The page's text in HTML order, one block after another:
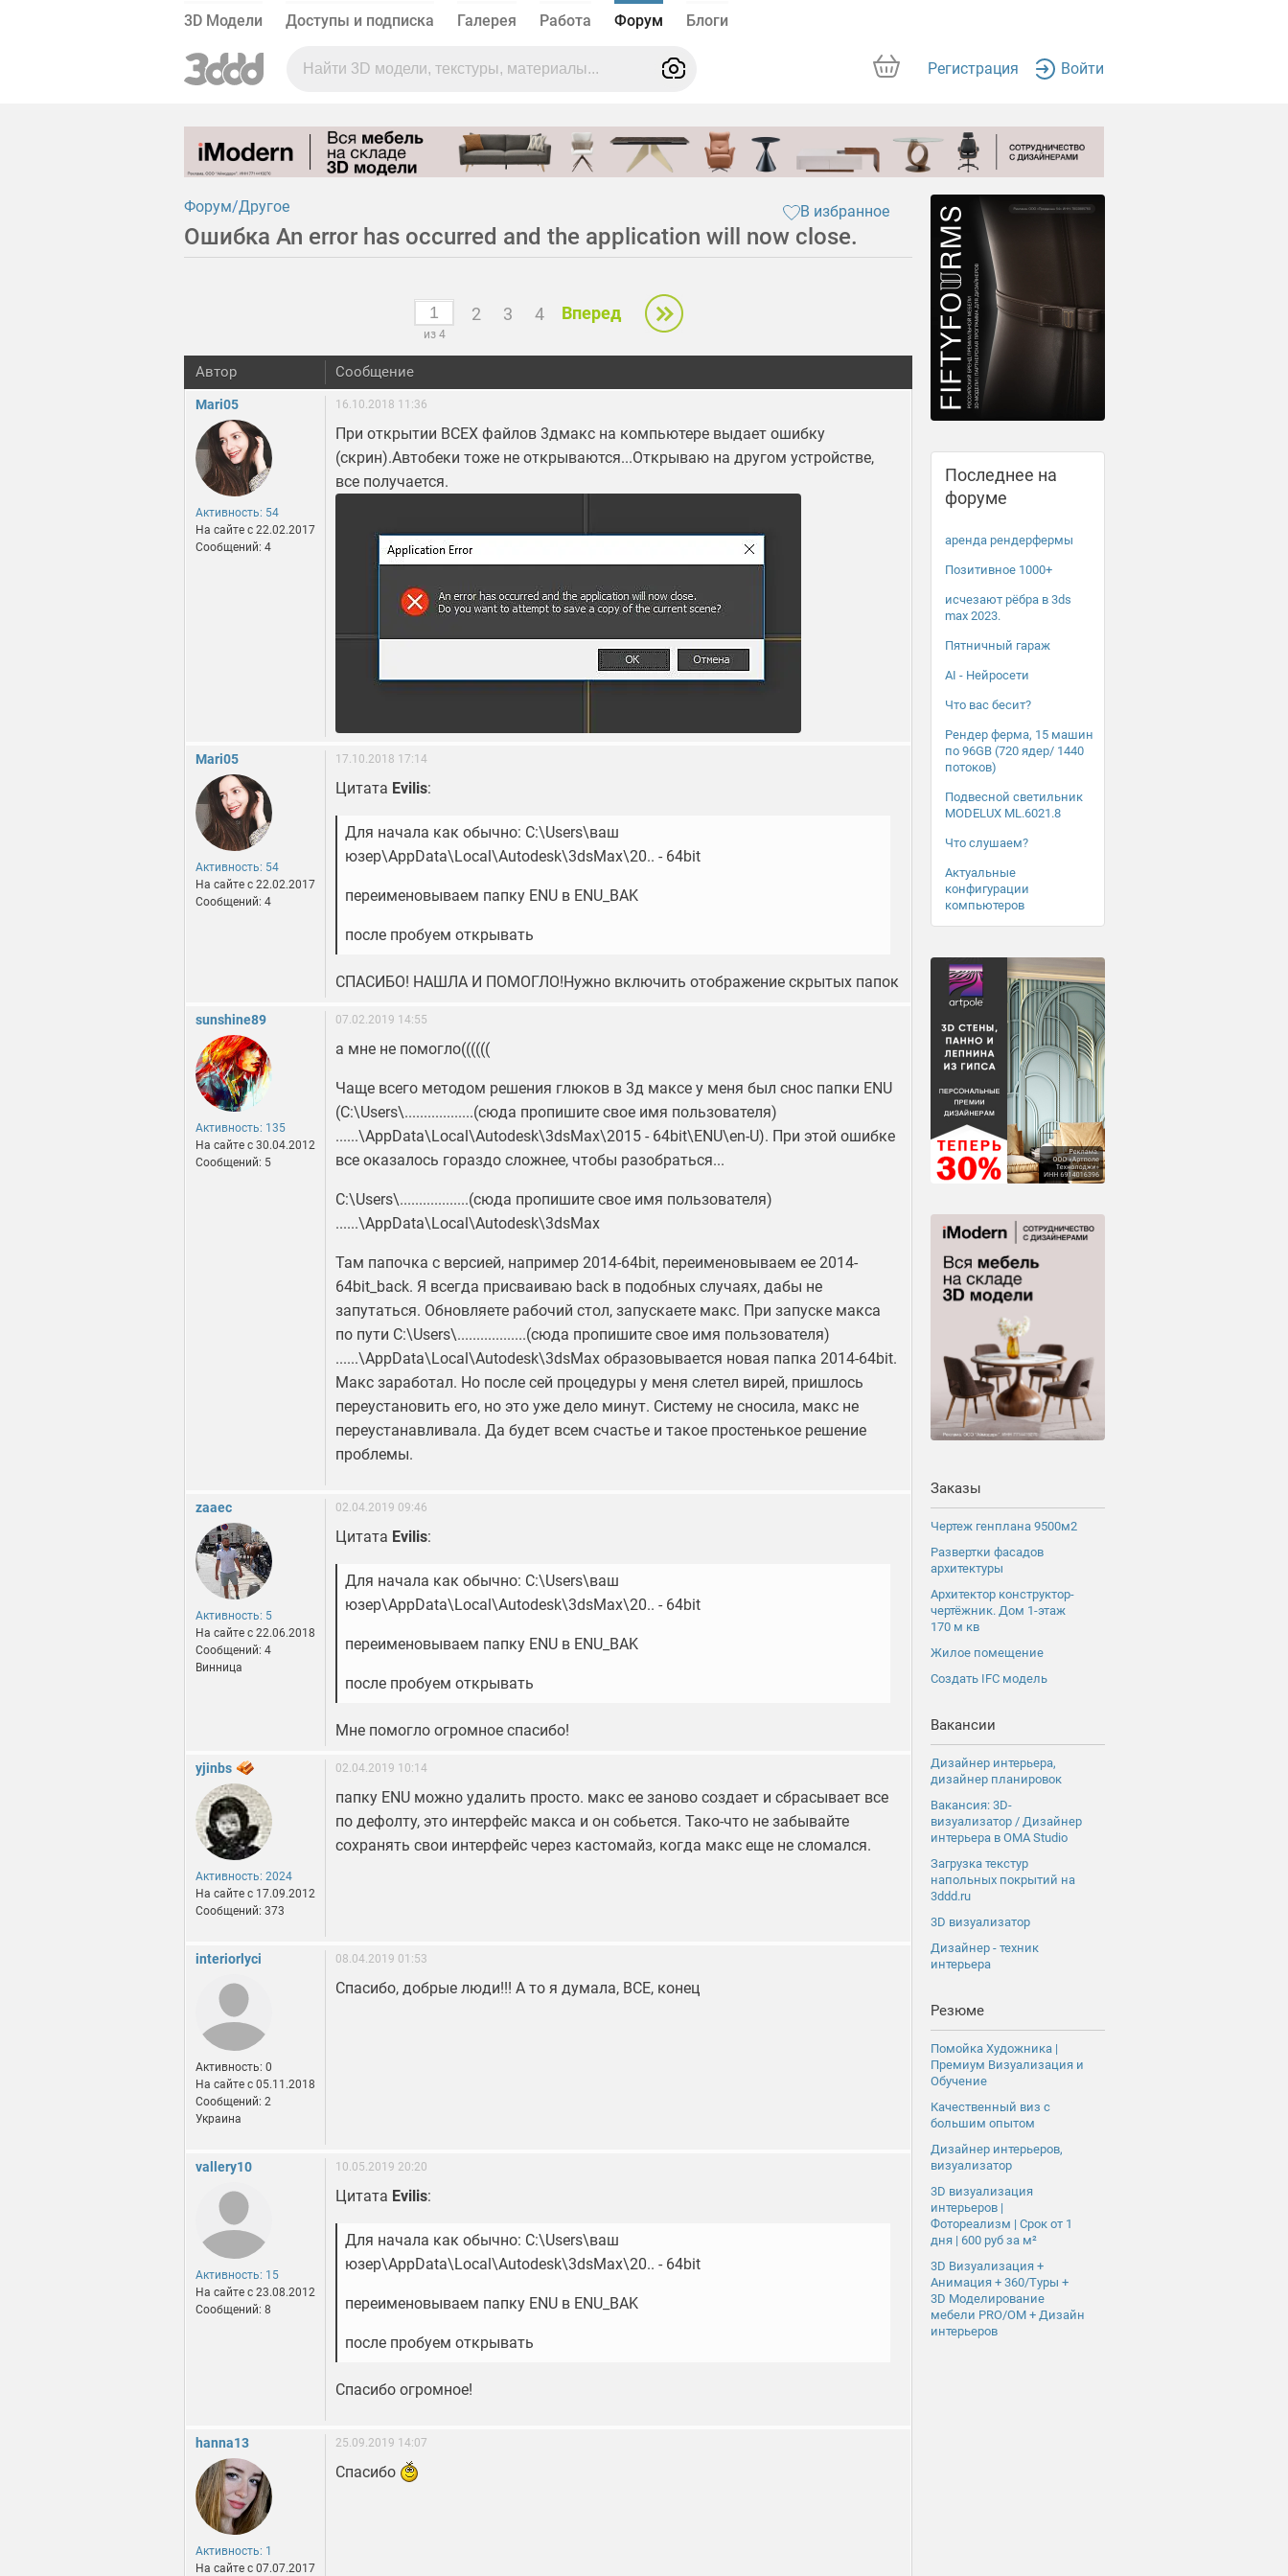
3D Модели Доступы и подписка Галерея Работа Форум Блоги
Регистрация Войти
Форум Другое В избранное
Ошибка An error has occurred and the application will now close.
из 4
2 3 4 Вперед
Автор Сообщение
Mari05
Активность: 54
На сайте c 22.02.2017
Сообщений: 4
16.10.2018 11:36
При открытии ВСЕХ файлов 3дмакс на компьютере выдает ошибку
(скрин).Автобеки тоже не открываются...Открываю на другом устройстве,
все получается.
Mari05
Активность: 54
На сайте c 22.02.2017
Сообщений: 4
17.10.2018 17:14
Цитата Evilis:
Для начала как обычно: C:\Users\ваш
юзер\AppData\Local\Autodesk\3dsMax\20.. - 64bit
переименовываем папку ENU в ENU_BAK
после пробуем открывать
СПАСИБО! НАШЛА И ПОМОГЛО!Нужно включить отображение скрытых папок
sunshine89
Активность: 135
На сайте c 30.04.2012
Сообщений: 5
07.02.2019 14:55
а мне не помогло((((((
Чаще всего методом решения глюков в 3д максе у меня был снос папки ENU
(C:\Users\..................(сюда пропишите свое имя пользователя)
......\AppData\Local\Autodesk\3dsMax\2015 - 64bit\ENU\en-U). При этой ошибке
все оказалось гораздо сложнее, чтобы разобраться...
C:\Users\..................(сюда пропишите свое имя пользователя)
......\AppData\Local\Autodesk\3dsMax
Там папочка с версией, например 2014-64bit, переименовываем ее 2014-
64bit_back. Я всегда присваиваю back в подобных случаях, дабы не
запутаться. Обновляете рабочий стол, запускаете макс. При запуске макса
по пути C:\Users\..................(сюда пропишите свое имя пользователя)
......\AppData\Local\Autodesk\3dsMax образовывается новая папка 2014-64bit.
Макс заработал. Но после сей процедуры у меня слетел вирей, пришлось
переустановить его, но это уже дело минут. Систему не сносила, макс не
переустанавливала. Да будет всем счастье и такое простенькое решение
проблемы.
zaaec
Активность: 5
На сайте c 22.06.2018
Сообщений: 4
Винница
02.04.2019 09:46
Цитата Evilis:
Для начала как обычно: C:\Users\ваш
юзер\AppData\Local\Autodesk\3dsMax\20.. - 64bit
переименовываем папку ENU в ENU_BAK
после пробуем открывать
Мне помогло огромное спасибо!
yjinbs
Активность: 2024
На сайте c 17.09.2012
Сообщений: 373
02.04.2019 10:14
папку ENU можно удалить просто. макс ее заново создает и сбрасывает все
по дефолту, это интерфейс макса и он собьется. Тако-что не забывайте
сохранять свои интерфейс через кастомайз, когда макс еще не сломался.
interiorlyci
Активность: 0
На сайте c 05.11.2018
Сообщений: 2
Украина
08.04.2019 01:53
Спасибо, добрые люди!!! А то я думала, ВСЕ, конец
vallery10
Активность: 15
На сайте c 23.08.2012
Сообщений: 8
10.05.2019 20:20
Цитата Evilis:
Для начала как обычно: C:\Users\ваш
юзер\AppData\Local\Autodesk\3dsMax\20.. - 64bit
переименовываем папку ENU в ENU_BAK
после пробуем открывать
Спасибо огромное!
hanna13
Активность: 1
На сайте c 07.07.2017
25.09.2019 14:07
Спасибо
Последнее на
форуме
аренда рендерфермы
Позитивное 1000+
исчезают рёбра в 3ds
max 2023.
Пятничный гараж
AI - Нейросети
Что вас бесит?
Рендер ферма, 15 машин
по 96GB (720 ядер/ 1440
потоков)
Подвесной светильник
MODELUX ML.6021.8
Что слушаем?
Актуальные
конфигурации
компьютеров
Заказы
Чертеж генплана 9500м2
Развертки фасадов
архитектуры
Архитектор конструктор-
чертёжник. Дом 1-этаж
170 м кв
Жилое помещение
Создать IFC модель
Вакансии
Дизайнер интерьера,
дизайнер планировок
Вакансия: 3D-
визуализатор / Дизайнер
интерьера в OMA Studio
Загрузка текстур
напольных покрытий на
3ddd.ru
3D визуализатор
Дизайнер - техник
интерьера
Резюме
Помойка Художника |
Премиум Визуализация и
Обучение
Качественный виз с
большим опытом
Дизайнер интерьеров,
визуализатор
3D визуализация
интерьеров |
Фотореализм | Срок от 1
дня | 600 руб за м²
3D Визуализация +
Анимация + 360/Туры +
3D Моделирование
мебели PRO/OM + Дизайн
интерьеров